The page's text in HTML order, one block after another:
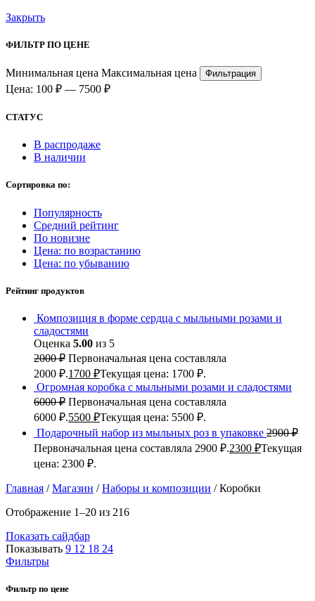
Закрыть
ФИЛЬТР ПО ЦЕНЕ
Минимальная цена Максимальная цена Фильтрация
Цена: 100 ₽ — 7500 ₽
СТАТУС
В распродаже
В наличии
Сортировка по:
Популярность
Средний рейтинг
По новизне
Цена: по возрастанию
Цена: по убыванию
Рейтинг продуктов
Композиция в форме сердца с мыльными розами и
сладостями
Оценка 5.00 из 5
2000₽ Первоначальная цена составляла
2000 ₽.1700 ₽Текущая цена: 1700 ₽.
Огромная коробка с мыльными розами и сладостями
6000₽ Первоначальная цена составляла
6000 ₽.5500 ₽Текущая цена: 5500 ₽.
Подарочный набор из мыльных роз в упаковке 2900₽
Первоначальная цена составляла 2900 ₽.2300 ₽Текущая
цена: 2300 ₽.
Главная /Магазин /Наборы и композиции /Коробки
Отображение 1–20 из 216
Показать сайдбар
Показывать 9 12 18 24
Фильтры
Фильтр по цене